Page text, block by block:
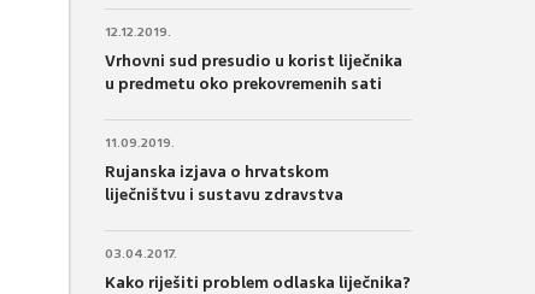
12.12.2019.
Vrhovni sud presudio u korist liječnika
u predmetu oko prekovremenih sati
11.09.2019.
Rujanska izjava o hrvatskom
liječništvu i sustavu zdravstva
03.04.2017.
Kako riješiti problem odlaska liječnika?